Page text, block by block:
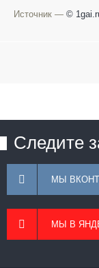
Источник — ©
Следите
МЫ
МЫ В